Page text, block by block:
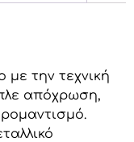
με την τεχνική
απόχρωση,